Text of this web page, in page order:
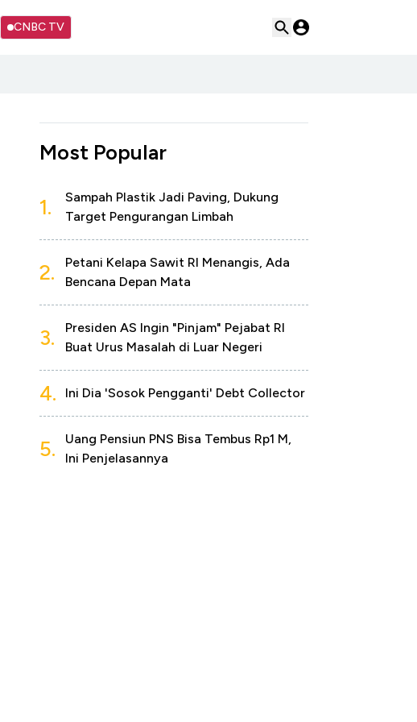
CNBC TV
Most Popular
1.
Sampah Plastik Jadi Paving, Dukung
Target Pengurangan Limbah
2.
Petani Kelapa Sawit RI Menangis, Ada
Bencana Depan Mata
3.
Presiden AS Ingin "Pinjam" Pejabat RI
Buat Urus Masalah di Luar Negeri
4. Ini Dia 'Sosok Pengganti' Debt Collector
5.
Uang Pensiun PNS Bisa Tembus Rp1 M,
Ini Penjelasannya